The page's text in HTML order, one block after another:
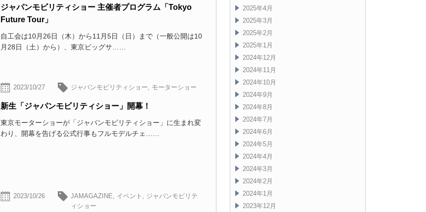
ジャパンモビリティショー 主催者プログラム「Tokyo
Future Tour」
自工会は10月26日（木）から11月5日（日）まで（一般公開は10
月28日（土）から）、東京ビッグサ……
2023/10/27 ジャパンモビリティショー, モーターショー
新生「ジャパンモビリティショー」開幕！
東京モーターショーが「ジャパンモビリティショー」に生まれ変
わり、開幕を告げる公式行事もフルモデルチェ……
2023/10/26 JAMAGAZINE, イベント , ジャパンモビリテ
ィショー
2025年4月
2025年3月
2025年2月
2025年1月
2024年12月
2024年11月
2024年10月
2024年9月
2024年8月
2024年7月
2024年6月
2024年5月
2024年4月
2024年3月
2024年2月
2024年1月
2023年12月